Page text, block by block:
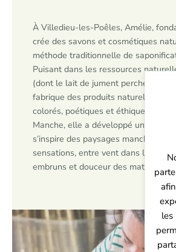
À Villedieu-les-Poêles, Amélie,
crée des savons et cosmétiques
méthode traditionnelle de
Puisant dans les ressources
(dont le lait de jument percheronne
fabrique des produits naturels qui lui
colorés, poétiques et éthiques. Pour
Manche, elle a développé un savon
s’inspire des paysages manchois et
sensations, entre vent dans les
embruns et douceur des matières
les